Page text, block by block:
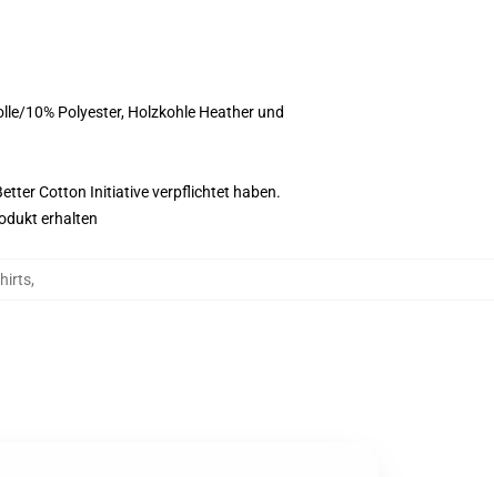
10% Polyester, Holzkohle Heather und
Cotton Initiative verpflichtet haben.
erhalten
,